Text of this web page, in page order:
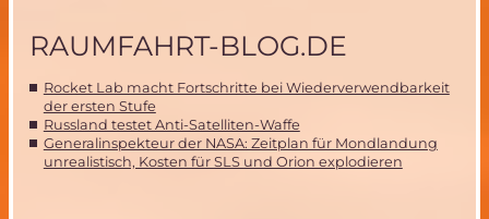
RAUMFAHRT-BLOG.DE
Rocket Lab macht Fortschritte bei Wiederverwendbarkeit
der ersten Stufe
Russland testet Anti-Satelliten-Waffe
Generalinspekteur der NASA: Zeitplan für Mondlandung
unrealistisch, Kosten für SLS und Orion explodieren